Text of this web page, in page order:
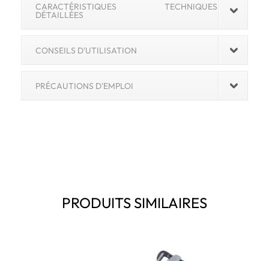
CARACTÉRISTIQUES TECHNIQUES
DÉTAILLÉES
CONSEILS D'UTILISATION
PRÉCAUTIONS D'EMPLOI
PRODUITS SIMILAIRES